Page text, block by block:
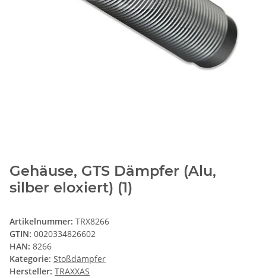
Gehäuse, GTS Dämpfer (Alu,
silber eloxiert) (1)
Artikelnummer: TRX8266
GTIN: 0020334826602
HAN: 8266
Kategorie: Stoßdämpfer
Hersteller: TRAXXAS